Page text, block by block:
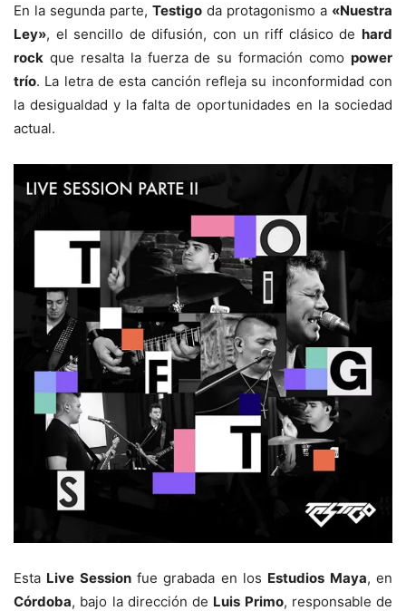
En la segunda parte, Testigo da protagonismo a «Nuestra
Ley», el sencillo de difusión, con un riff clásico de hard
rock que resalta la fuerza de su formación como power
trío. La letra de esta canción refleja su inconformidad con
la desigualdad y la falta de oportunidades en la sociedad
actual.
Esta Live Sessionfue grabada en los Estudios Maya, en
Córdoba, bajo la dirección de Luis Primo, responsable de